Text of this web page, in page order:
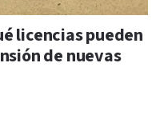
licencias pueden
de nuevas